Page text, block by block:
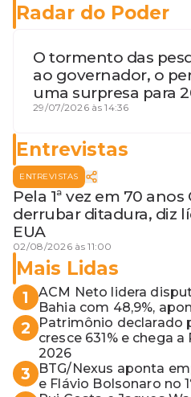
Radar do Poder
O tormento das
ao governador, o
uma surpresa para
terceira guerra
29/07/2026 às 14:36
Entrevistas
ENTREVISTAS
Pela 1ª vez em 70
derrubar ditadura, diz
EUA
02/08/2026 às 11:00
Mais Lidas
1
ACM Neto lidera
Bahia com 48,9%,
2
Patrimônio declarado
cresce 631% e chega
2026
3
BTG/Nexus aponta
e Flávio Bolsonaro no